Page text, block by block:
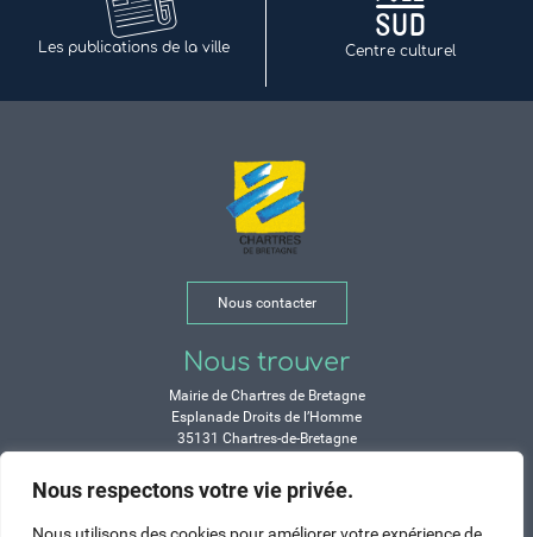
Nous respectons votre vie privée.
Les publications de la ville Centre culturel
Nous contacter
Nous trouver
Mairie de Chartres de Bretagne
Esplanade Droits de l’Homme
35131 Chartres-de-Bretagne
Horaires